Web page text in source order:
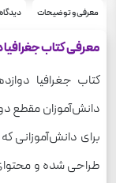
وزن
معرفی و توضیحات
معرفی کتاب
کتاب جغرافیا
دانش‌آموزان مقطع
برای دانش‌آموزانی
طراحی شده و